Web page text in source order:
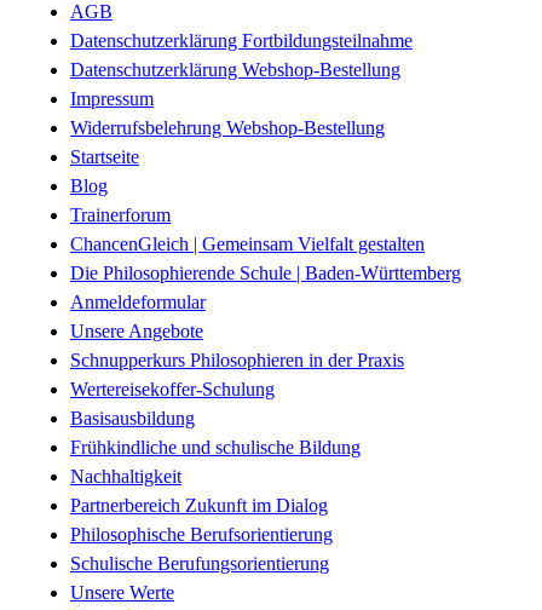
AGB
Datenschutzerklärung Fortbildungsteilnahme
Datenschutzerklärung Webshop-Bestellung
Impressum
Widerrufsbelehrung Webshop-Bestellung
Startseite
Blog
Trainerforum
ChancenGleich | Gemeinsam Vielfalt gestalten
Die Philosophierende Schule | Baden-Württemberg
Anmeldeformular
Unsere Angebote
Schnupperkurs Philosophieren in der Praxis
Wertereisekoffer-Schulung
Basisausbildung
Frühkindliche und schulische Bildung
Nachhaltigkeit
Partnerbereich Zukunft im Dialog
Philosophische Berufsorientierung
Schulische Berufungsorientierung
Unsere Werte